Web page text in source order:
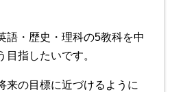
語・歴史・理科の5教科を中
指したいです。
来の目標に近づけるように